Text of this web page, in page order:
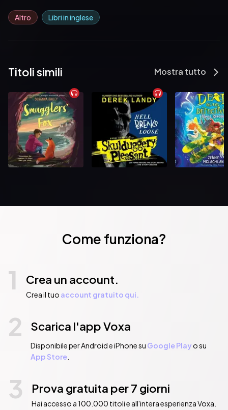
Altro Libri in inglese
Titoli simili Mostra tutto
Come funziona?
1 Crea un account.
Crea il tuo account gratuito qui.
2 Scarica l'app Voxa
Disponibile per Android e iPhone su Google Playo su
App Store.
3 Prova gratuita per 7 giorni
Hai accesso a 100.000 titoli e all'intera esperienza Voxa.